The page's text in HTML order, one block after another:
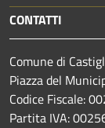
CONTATTI
Comune di
Piazza del
Codice Fiscale:
Partita IVA: